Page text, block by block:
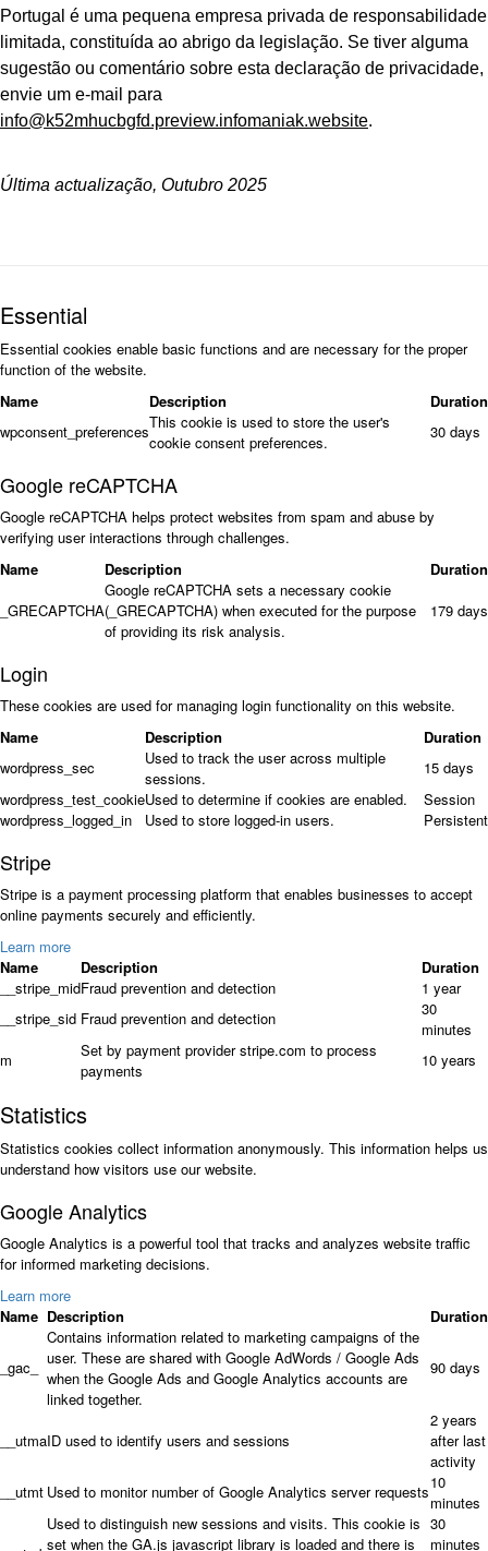
Portugal é uma pequena empresa privada de responsabilidade
limitada, constituída ao abrigo da legislação. Se tiver alguma
sugestão ou comentário sobre esta declaração de privacidade,
envie um e-mail para
info@k52mhucbgfd.preview.infomaniak.website.
Última actualização, Outubro 2025
Essential
Essential cookies enable basic functions and are necessary for the proper
function of the website.
Name
Description
Duration
wpconsent_preferencesThis cookie is used to store the user's
cookie consent preferences.
30 days
Google reCAPTCHA
Google reCAPTCHA helps protect websites from spam and abuse by
verifying user interactions through challenges.
Name
Description
Duration
_GRECAPTCHA
Google reCAPTCHA sets a necessary cookie
(_GRECAPTCHA) when executed for the purpose
of providing its risk analysis.
179 days
Login
These cookies are used for managing login functionality on this website.
Name
Description
Duration
wordpress_sec
Used to track the user across multiple
sessions.
15 days
wordpress_test_cookieUsed to determine if cookies are enabled.
Session
wordpress_logged_in
Used to store logged-in users. Persistent
Stripe
Stripe is a payment processing platform that enables businesses to accept
online payments securely and efficiently.
Learn more
Name
Description
Duration
__stripe_midFraud prevention and detection
1 year
__stripe_sid Fraud prevention and detection
30
minutes
m
Set by payment provider stripe.com to process
payments
10 years
Statistics
Statistics cookies collect information anonymously. This information helps us
understand how visitors use our website.
Google Analytics
Google Analytics is a powerful tool that tracks and analyzes website traffic
for informed marketing decisions.
Learn more
Name Description Duration
_gac_
Contains information related to marketing campaigns of the
user. These are shared with Google AdWords / Google Ads
when the Google Ads and Google Analytics accounts are
linked together.
90 days
__utmaID used to identify users and sessions
2 years
after last
activity
__utmt Used to monitor number of Google Analytics server requests10
minutes
Used to distinguish new sessions and visits. This cookie is
set when the GA.js javascript library is loaded and there is
30
minutes